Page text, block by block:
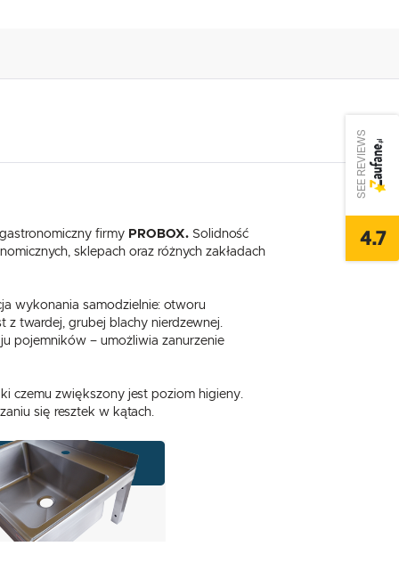
firmyPROBOX.Solidność
sklepach oraz różnych zakładach
wykonania samodzielnie: otworu
z twardej, grubej blachy nierdzewnej.
pojemników – umożliwia zanurzenie
czemu zwiększony jest poziom higieny.
się resztek w kątach.
SEE REVIEWS
4.7